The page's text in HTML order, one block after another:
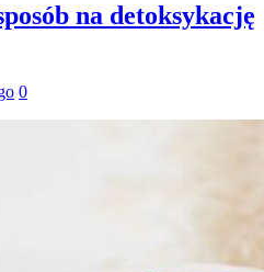
na detoksykację
0